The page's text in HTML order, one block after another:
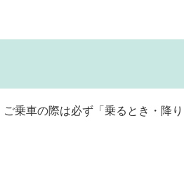
乗車の際は必ず「乗るとき・降り